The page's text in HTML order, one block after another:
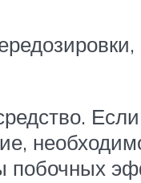
побочных